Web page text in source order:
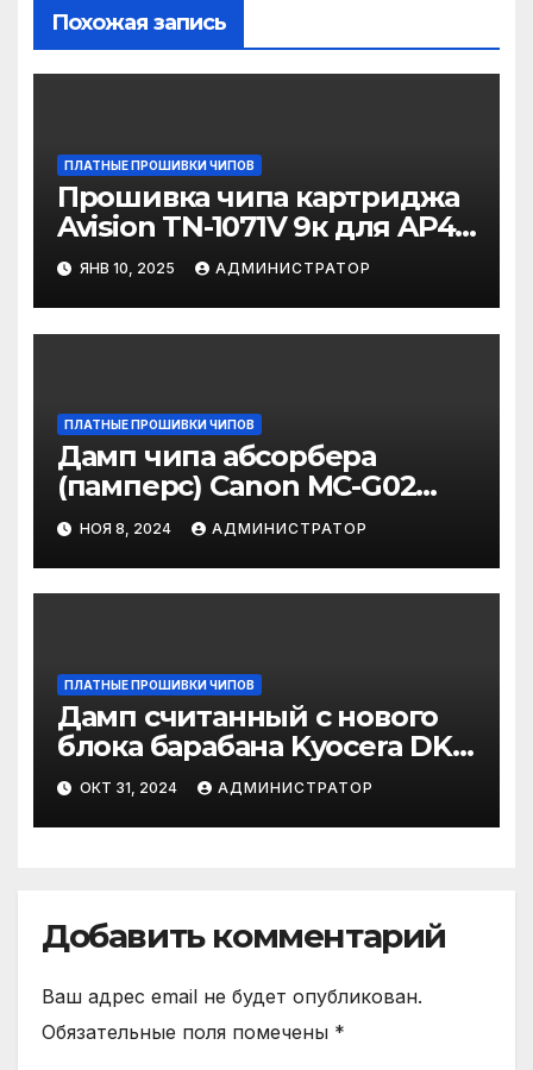
Похожая запись
ПЛАТНЫЕ ПРОШИВКИ ЧИПОВ
Прошивка чипа картриджа
Avision TN-1071V 9к для AP40
/ AM40Q / AM40A / AM40A
для прошивки на
программаторе
ЯНВ 10, 2025 АДМИНИСТРАТОР
ПЛАТНЫЕ ПРОШИВКИ ЧИПОВ
Дамп чипа абсорбера
(памперс) Canon MC-G02
для прошивки
НОЯ 8, 2024 АДМИНИСТРАТОР
ПЛАТНЫЕ ПРОШИВКИ ЧИПОВ
Дамп считанный с нового
блока барабана Kyocera DK-
8350
ОКТ 31, 2024 АДМИНИСТРАТОР
Добавить комментарий
Ваш адрес email не будет опубликован.
Обязательные поля помечены *